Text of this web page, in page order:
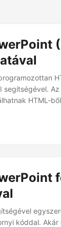
segítségével.
kóddal.